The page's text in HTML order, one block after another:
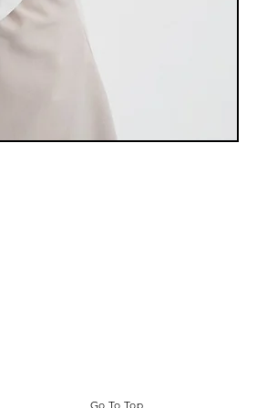
Go To Top